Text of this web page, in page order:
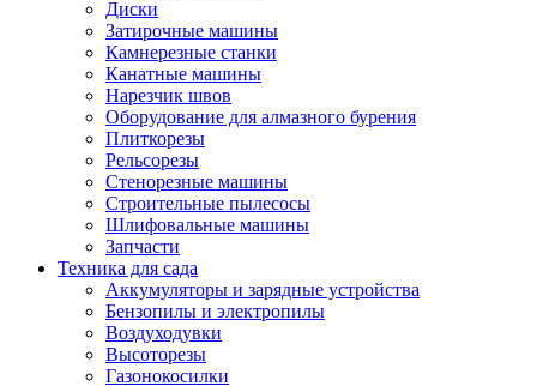
Диски
Затирочные машины
Камнерезные станки
Канатные машины
Нарезчик швов
Оборудование для алмазного бурения
Плиткорезы
Рельсорезы
Стенорезные машины
Строительные пылесосы
Шлифовальные машины
Запчасти
Техника для сада
Аккумуляторы и зарядные устройства
Бензопилы и электропилы
Воздуходувки
Высоторезы
Газонокосилки